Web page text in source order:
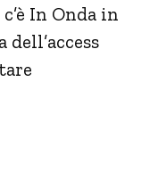
In Onda in